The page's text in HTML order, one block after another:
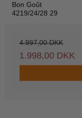
Bon Goût
4219/24/28 29
4.997,00 DKK
1.998,00 DKK